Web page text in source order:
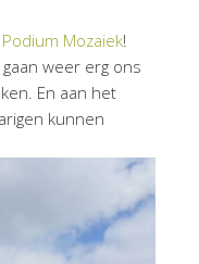
Podium Mozaiek!
weer erg ons
En aan het
kunnen